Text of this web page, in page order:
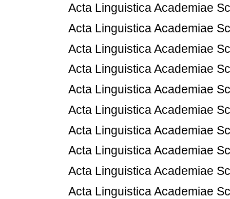
Acta Linguistica Academiae
Acta Linguistica Academiae
Acta Linguistica Academiae
Acta Linguistica Academiae
Acta Linguistica Academiae
Acta Linguistica Academiae
Acta Linguistica Academiae
Acta Linguistica Academiae
Acta Linguistica Academiae
Acta Linguistica Academiae